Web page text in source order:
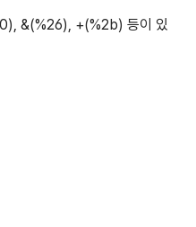
&(%26), +(%2b) 등이 있